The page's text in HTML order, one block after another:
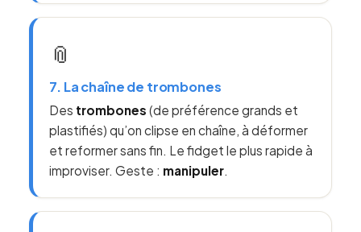
📎
7. La chaîne de trombones
Des trombones (de préférence grands et
plastifiés) qu’on clipse en chaîne, à déformer
et reformer sans fin. Le fidget le plus rapide à
improviser. Geste : manipuler.